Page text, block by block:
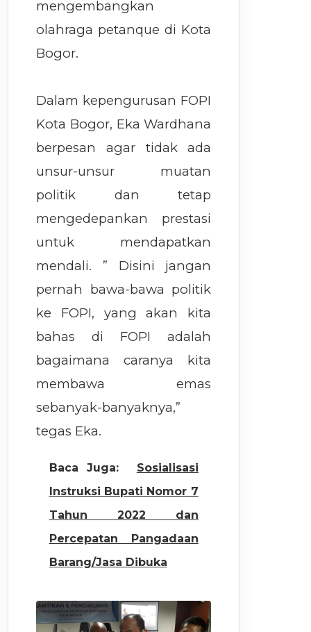
mengembangkan
olahraga petanque di Kota
Bogor.
Dalam kepengurusan FOPI
Kota Bogor, Eka Wardhana
berpesan agar tidak ada
unsur-unsur muatan
politik dan tetap
mengedepankan prestasi
untuk mendapatkan
mendali. ” Disini jangan
pernah bawa-bawa politik
ke FOPI, yang akan kita
bahas di FOPI adalah
bagaimana caranya kita
membawa emas
sebanyak-banyaknya,”
tegas Eka.
Baca Juga:
Sosialisasi
Instruksi Bupati Nomor 7
Tahun 2022 dan
Percepatan Pangadaan
Barang/Jasa Dibuka